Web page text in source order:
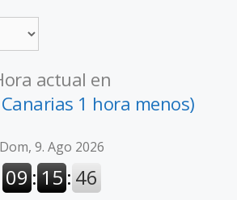
actual en
1 hora menos)